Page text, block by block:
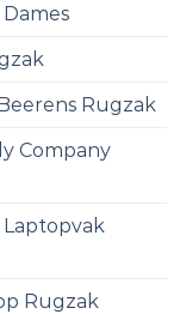
Rugzak
Company
Rugzak